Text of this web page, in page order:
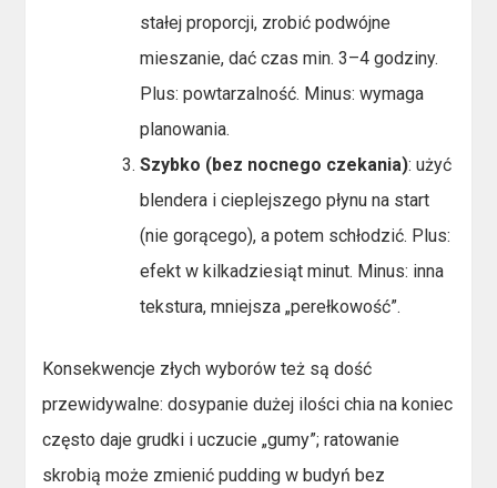
stałej proporcji, zrobić podwójne
mieszanie, dać czas min. 3–4 godziny.
Plus: powtarzalność. Minus: wymaga
planowania.
Szybko (bez nocnego czekania): użyć
blendera i cieplejszego płynu na start
(nie gorącego), a potem schłodzić. Plus:
efekt w kilkadziesiąt minut. Minus: inna
tekstura, mniejsza „perełkowość”.
Konsekwencje złych wyborów też są dość
przewidywalne: dosypanie dużej ilości chia na koniec
często daje grudki i uczucie „gumy”; ratowanie
skrobią może zmienić pudding w budyń bez